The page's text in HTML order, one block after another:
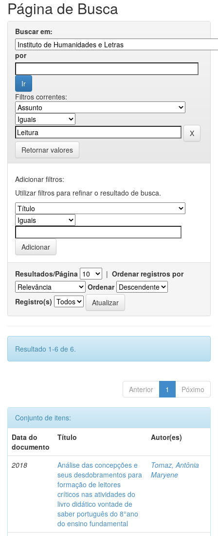
Página de Busca
Buscar em:
por
Filtros correntes:
Retornar valores
Adicionar filtros:
Utilizar filtros para refinar o resultado de busca.
Resultados/Página | Ordenar registros por
Ordenar
Registro(s)
Resultado 1-6 de 6.
Anterior 1 Póximo
Conjunto de itens:
Data do
documento
Título Autor(es)
2018
Análise das concepções e
seus desdobramentos para
formação de leitores
críticos nas atividades do
livro didático vontade de
saber português do 8°ano
do ensino fundamental
Tomaz, Antônia
Maryene